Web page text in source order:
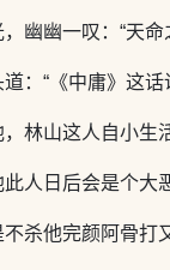
幽幽一叹：“天
：“《中庸》这
，林山这人自小生
人日后会是个大
不杀他完颜阿骨打